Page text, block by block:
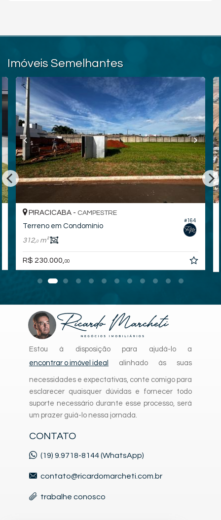
Imóveis Semelhantes
#164
PIRACICABA - CAMPESTRE
Terreno em Condomínio
312,0m²
R$ 230.000,00
Estou à disposição para ajudá-lo a
encontrar o imóvel ideal
alinhado às suas
necessidades e expectativas, conte comigo para
esclarecer quaisquer dúvidas e fornecer todo
suporte necessário durante esse processo, será
um prazer guiá-lo nessa jornada.
CONTATO
(19) 9.9718-8144 (WhatsApp)
contato@ricardomarcheti.com.br
trabalhe conosco